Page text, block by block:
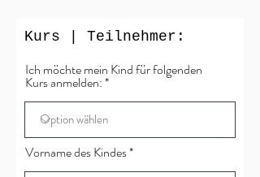
Kurs | Teilnehmer:
Ich möchte mein Kind für folgenden
Kurs anmelden:
Vorname des Kindes